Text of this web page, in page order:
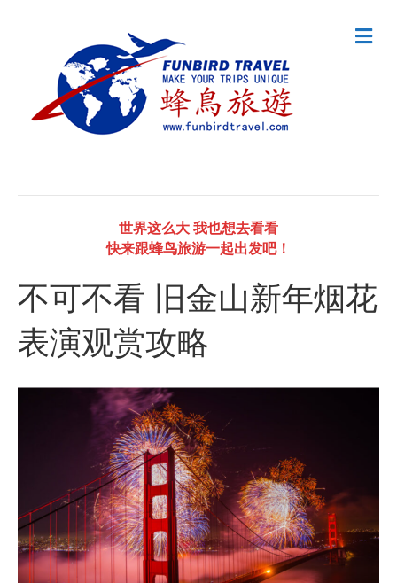
世界这么大 我也想去看看
快来跟蜂鸟旅游一起出发吧！
M
e
不可不看 旧金山新年烟花
表演观赏攻略